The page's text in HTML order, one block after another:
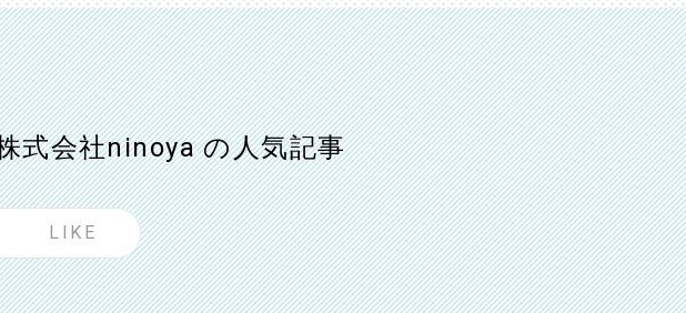
式会社ninoya の人気記事
LIKE